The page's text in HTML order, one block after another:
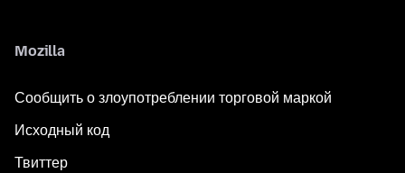
Mozilla
Сообщить о злоупотреблении торговой маркой
Исходный код
Твиттер